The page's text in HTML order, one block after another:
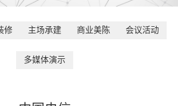
修 主场承建 商业美陈 会议活动
多媒体演示